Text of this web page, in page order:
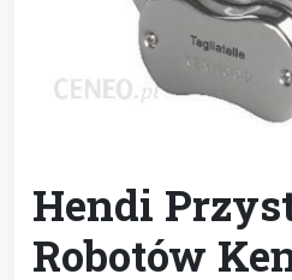
Hendi
Robotów